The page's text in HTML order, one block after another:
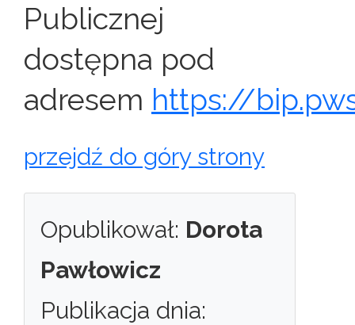
Publicznej
dostępna pod
adresem https://
przejdź do góry strony
Opublikował: Dorota
Pawłowicz
Publikacja dnia: